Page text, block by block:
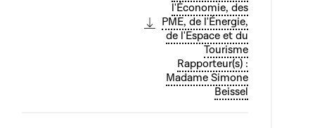
l'Économie, des
PME, de l'Énergie,
de l'Espace et du
Tourisme
Rapporteur(s) :
Madame Simone
Beissel